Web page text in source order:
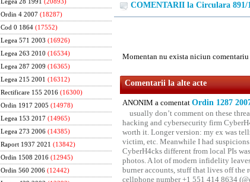
Legea 28 1991 (20893)
Ordin 4 2007 (18287)
Cod 0 1864 (17552)
Legea 571 2003 (16926)
Legea 263 2010 (16534)
Legea 287 2009 (16365)
Legea 215 2001 (16312)
Rectificare 155 2016 (16300)
Ordin 1917 2005 (14978)
Legea 153 2017 (14965)
Legea 273 2006 (14385)
Raport 1937 2021 (13842)
Ordin 1508 2016 (12945)
Ordin 560 2006 (12442)
COMENTARII la Circulara 891/
Momentan nu exista niciun
Comentarii la alte acte
ANONIM a comentat Ordin 1287
usually don’t comment on these
hacking and cybersecurity firm
worth it. Longer version: my ex was
victim, etc. Meanwhile I had
CyberH4cks different from local PIs
photos. A lot of modern infidelity
burner accounts, stuff that lives off the
cellphone number +1 551 414 8634